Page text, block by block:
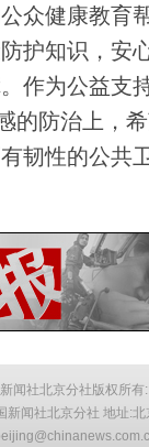
众健康教育
护知识，安
作为公益支
的防治上，
韧性的公共
闻社北京分社版权所
新闻社北京分社 地址: